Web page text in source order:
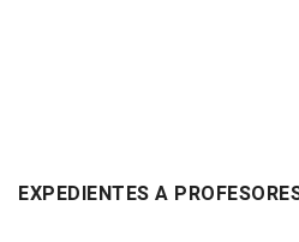
EXPEDIENTES A